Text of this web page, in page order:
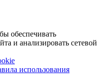
обеспечивать
и анализировать сетевой
использования